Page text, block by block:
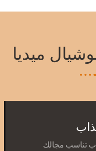
ميديا
تناسب مجالك